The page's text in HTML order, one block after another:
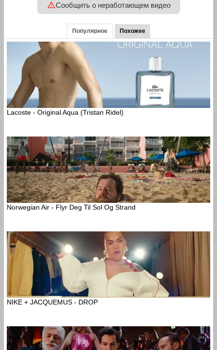
Сообщить о неработающем видео
Популярное Похожее
Lacoste - Original Aqua (Tristan Ridel)
Norwegian Air - Flyr Deg Til Sol Og Strand
NIKE + JACQUEMUS - DROP